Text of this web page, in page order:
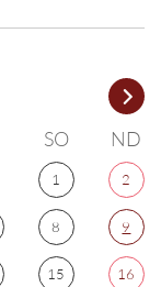
SO ND
1 2
8 9
15 16